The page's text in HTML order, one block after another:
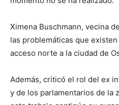
Ximena Buschmann, vecina
las problemáticas que
acceso norte a la ciudad de
Además, criticó el rol del ex
y de los parlamentarios de la